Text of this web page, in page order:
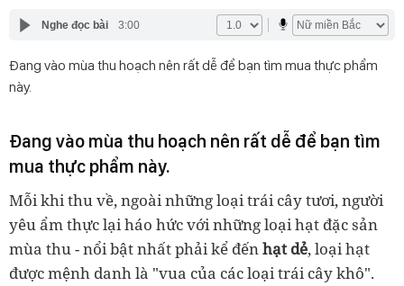
Nghe đọc bài 3:00
Đang vào mùa thu hoạch nên rất dễ để bạn tìm mua thực phẩm
này.
Đang vào mùa thu hoạch nên rất dễ để bạn tìm
mua thực phẩm này.
Mỗi khi thu về, ngoài những loại trái cây tươi, người
yêu ẩm thực lại háo hức với những loại hạt đặc sản
mùa thu - nổi bật nhất phải kể đếnhạt dẻ, loại hạt
được mệnh danh là "vua của các loại trái cây khô".